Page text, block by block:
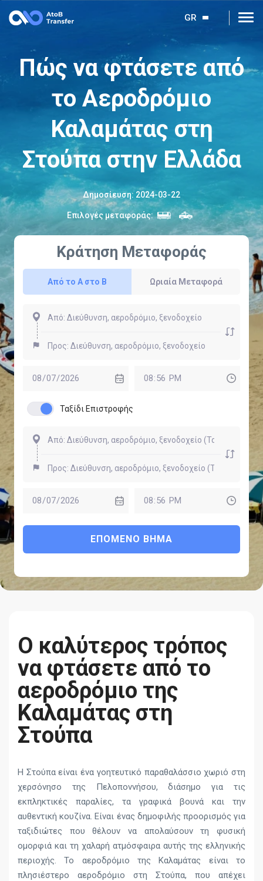
GR
Πώς να φτάσετε από
το Αεροδρόμιο
Καλαμάτας στη
Στούπα στην Ελλάδα
Δημοσίευση: 2024-03-22
Επιλογές μεταφοράς:
Κράτηση Μεταφοράς
Από το Α στο Β Ωριαία Μεταφορά
Ταξίδι Επιστροφής
ΕΠΌΜΕΝΟ ΒΉΜΑ
Ο καλύτερος τρόπος
να φτάσετε από το
αεροδρόμιο της
Καλαμάτας στη
Στούπα
Η Στούπα είναι ένα γοητευτικό παραθαλάσσιο χωριό στη
χερσόνησο της Πελοποννήσου, διάσημο για τις
εκπληκτικές παραλίες, τα γραφικά βουνά και την
αυθεντική κουζίνα. Είναι ένας δημοφιλής προορισμός για
ταξιδιώτες που θέλουν να απολαύσουν τη φυσική
ομορφιά και τη χαλαρή ατμόσφαιρα αυτής της ελληνικής
περιοχής. Το αεροδρόμιο της Καλαμάτας είναι το
πλησιέστερο αεροδρόμιο στη Στούπα, που απέχει